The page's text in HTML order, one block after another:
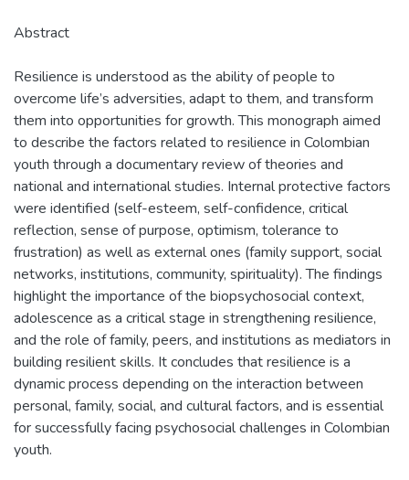
Abstract
Resilience is understood as the ability of people to
overcome life’s adversities, adapt to them, and transform
them into opportunities for growth. This monograph aimed
to describe the factors related to resilience in Colombian
youth through a documentary review of theories and
national and international studies. Internal protective factors
were identified (self-esteem, self-confidence, critical
reflection, sense of purpose, optimism, tolerance to
frustration) as well as external ones (family support, social
networks, institutions, community, spirituality). The findings
highlight the importance of the biopsychosocial context,
adolescence as a critical stage in strengthening resilience,
and the role of family, peers, and institutions as mediators in
building resilient skills. It concludes that resilience is a
dynamic process depending on the interaction between
personal, family, social, and cultural factors, and is essential
for successfully facing psychosocial challenges in Colombian
youth.